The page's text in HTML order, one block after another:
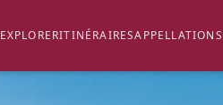
EXPLORERITINÉRAIRESAPPELLATIONS